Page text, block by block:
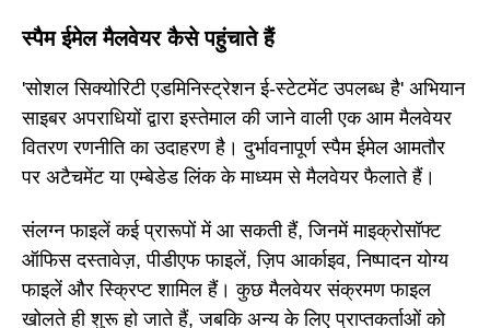
स्पैम ईमेल मैलवेयर कैसे पहुंचाते हैं
'सोशल सिक्योरिटी एडमिनिस्ट्रेशन ई-स्टेटमेंट उपलब्ध है' अभियान
साइबर अपराधियों द्वारा इस्तेमाल की जाने वाली एक आम मैलवेयर
वितरण रणनीति का उदाहरण है। दुर्भावनापूर्ण स्पैम ईमेल आमतौर
पर अटैचमेंट या एम्बेडेड लिंक के माध्यम से मैलवेयर फैलाते हैं।
संलग्न फाइलें कई प्रारूपों में आ सकती हैं, जिनमें माइक्रोसॉफ्ट
ऑफिस दस्तावेज़, पीडीएफ फाइलें, ज़िप आर्काइव, निष्पादन योग्य
फाइलें और स्क्रिप्ट शामिल हैं। कुछ मैलवेयर संक्रमण फाइल
खोलते ही शुरू हो जाते हैं, जबकि अन्य के लिए प्राप्तकर्ताओं को